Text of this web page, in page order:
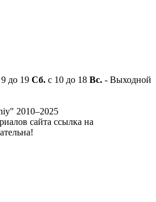
9 до 19 Сб. с 10 до 18 Вс. - Выходной
2010–2025
сайта ссылка на